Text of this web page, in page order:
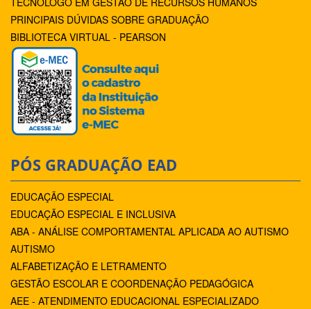
PRINCIPAIS DÚVIDAS SOBRE GRADUAÇÃO
BIBLIOTECA VIRTUAL - PEARSON
PÓS GRADUAÇÃO EAD
EDUCAÇÃO ESPECIAL
EDUCAÇÃO ESPECIAL E INCLUSIVA
ABA - ANÁLISE COMPORTAMENTAL APLICADA AO AUTISMO
AUTISMO
ALFABETIZAÇÃO E LETRAMENTO
GESTÃO ESCOLAR E COORDENAÇÃO PEDAGÓGICA
AEE - ATENDIMENTO EDUCACIONAL ESPECIALIZADO